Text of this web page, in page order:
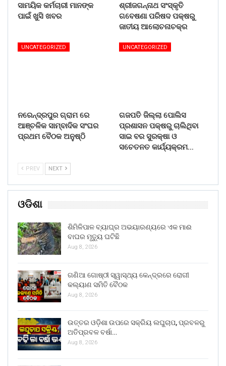
ସାମୟିକ କର୍ମଚାରୀ ମାନଙ୍କ
ପାଇଁ ଖୁସି ଖବର
ଶ୍ରୀଜଗନ୍ନାଥ ସଂସ୍କୃତି
ଗବେଷଣା ପରିଷଦ ପକ୍ଷରୁ
ଜାତୀୟ ଆଲୋଚନାଚକ୍ର
UNCATEGORIZED
ନରେନ୍ଦ୍ରପୁର ଗ୍ରାମ ରେ
ଆଞ୍ଚଳିକ ସାମ୍ବାଦିକ ସଂଘର
ପ୍ରଥମ ବୈଠକ ଅନୁଷ୍ଠି
UNCATEGORIZED
ଗଜପତି ଜିଲ୍ଲା ପୋଲିସ
ପ୍ରଶାସନ ପକ୍ଷରୁ ଚାଲିଥିବା
ସାଇ ବର ସୁରକ୍ଷା ଓ
ସଚେତନତ କାର୍ଯ୍ୟକ୍ରମ…
PREV NEXT
ଓଡିଶା
ଶିମିଳିପାଳ ବ୍ୟାଘ୍ର ଅଭୟାରଣ୍ୟରେ ଏକ ମାଈ
ବାଘର ମୃତ୍ୟୁ ଘଟିଛି
Aug 8, 2026
ଗଣିଆ ଗୋଷ୍ଠୀ ସ୍ୱାସ୍ଥ୍ୟ କେନ୍ଦ୍ରରେ ରୋଗୀ
କଲ୍ୟାଣ ସମିତି ବୈଠକ
Aug 8, 2026
ଉତ୍ତର ଓଡ଼ିଶା ଉପରେ ସକ୍ରିୟ ଲଘୁଚାପ, ପ୍ରବଳରୁ
ଅତିପ୍ରବଳ ବର୍ଷା…
Aug 8, 2026